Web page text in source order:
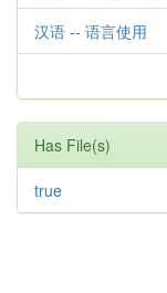
汉语 -- 语言使用
Has File(s)
true